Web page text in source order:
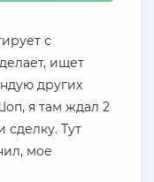
Blue
с
ищет
других
я там ждал 2
сделку. Тут
мое